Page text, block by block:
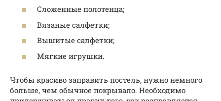
Сложенные полотенца;
Вязаные салфетки;
Вышитые салфетки;
Мягкие игрушки.
Чтобы красиво заправить постель, нужно немного
больше, чем обычное покрывало. Необходимо